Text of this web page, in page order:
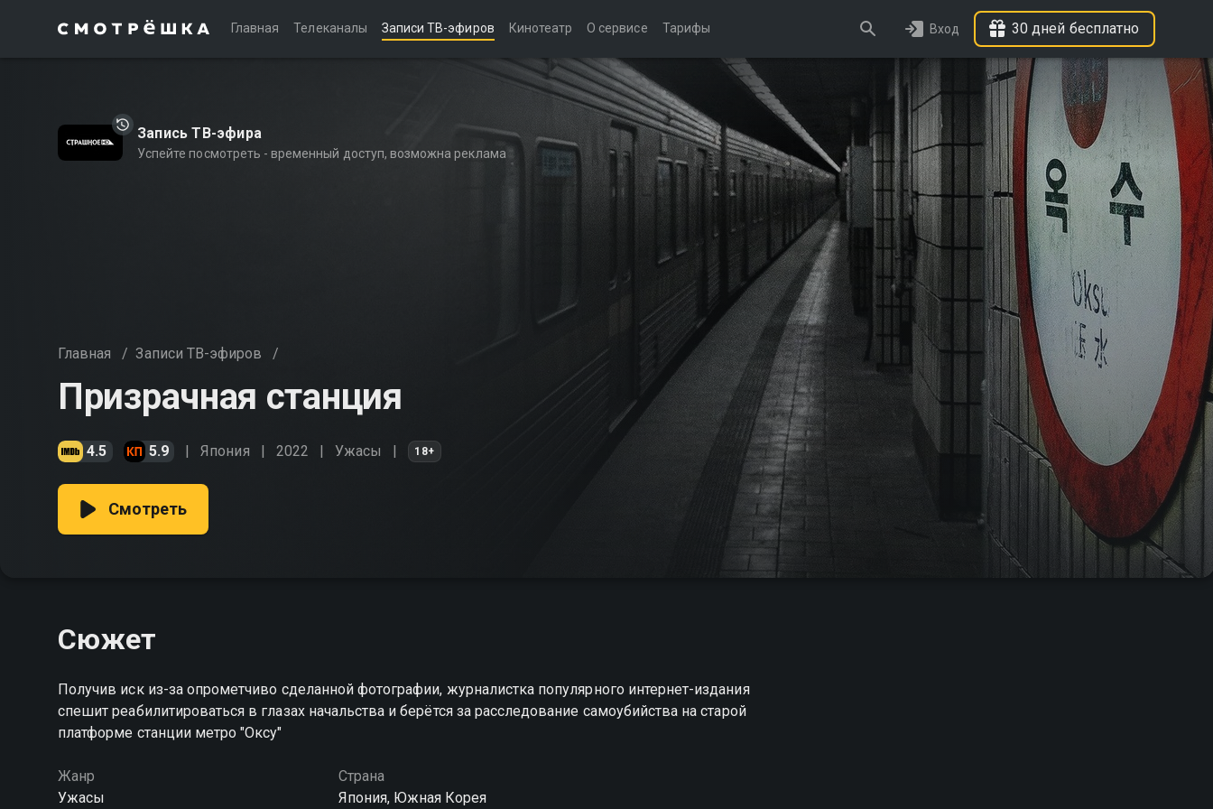
Главная Телеканалы Записи ТВ-эфиров Кинотеатр О сервисе Тарифы Вход 30 дней бесплатно
Запись ТВ-эфира
Успейте посмотреть - временный доступ, возможна реклама
Главная / Записи ТВ-эфиров /
Призрачная станция
4.5 5.9 Япония 2022 Ужасы 18+
Смотреть
Сюжет
Получив иск из-за опрометчиво сделанной фотографии, журналистка популярного интернет-издания
спешит реабилитироваться в глазах начальства и берётся за расследование самоубийства на старой
платформе станции метро "Оксу"
Жанр
Ужасы
Страна
Япония, Южная Корея